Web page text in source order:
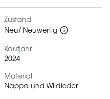
Zustand
Neu/ Neuwertig
Kaufjahr
2024
Material
Nappa und Wildleder